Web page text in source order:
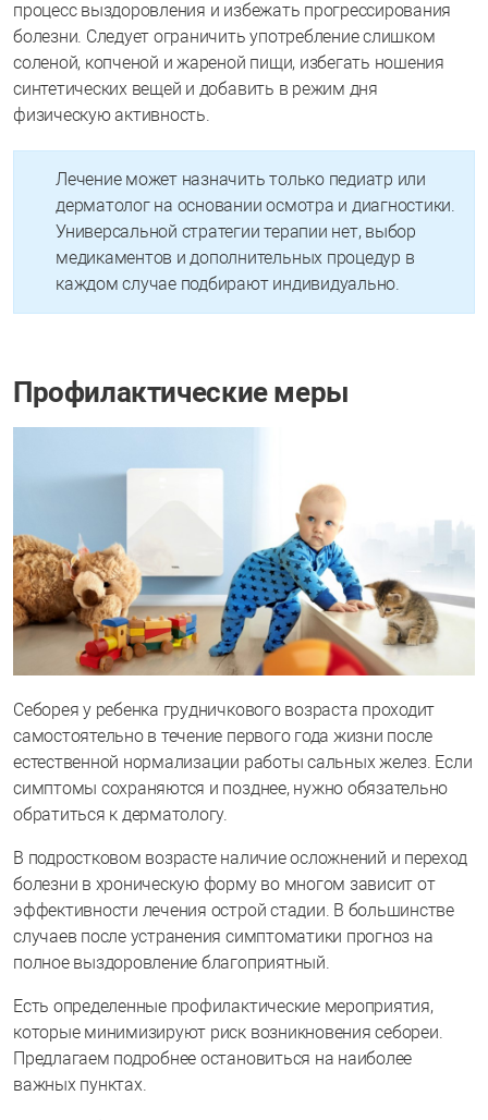
процесс выздоровления и избежать прогрессирования
болезни. Следует ограничить употребление слишком
соленой, копченой и жареной пищи, избегать ношения
синтетических вещей и добавить в режим дня
физическую активность.
Лечение может назначить только педиатр или
дерматолог на основании осмотра и диагностики.
Универсальной стратегии терапии нет, выбор
медикаментов и дополнительных процедур в
каждом случае подбирают индивидуально.
Профилактические меры
Себорея у ребенка грудничкового возраста проходит
самостоятельно в течение первого года жизни после
естественной нормализации работы сальных желез. Если
симптомы сохраняются и позднее, нужно обязательно
обратиться к дерматологу.
В подростковом возрасте наличие осложнений и переход
болезни в хроническую форму во многом зависит от
эффективности лечения острой стадии. В большинстве
случаев после устранения симптоматики прогноз на
полное выздоровление благоприятный.
Есть определенные профилактические мероприятия,
которые минимизируют риск возникновения себореи.
Предлагаем подробнее остановиться на наиболее
важных пунктах.